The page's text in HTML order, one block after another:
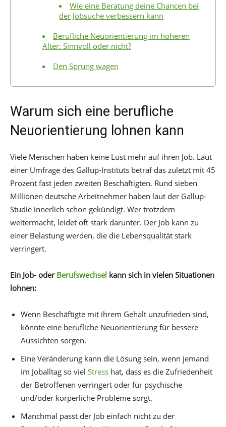
Wie eine Beratung deine Chancen bei
der Jobsuche verbessern kann
Berufliche Neuorientierung im höheren
Alter: Sinnvoll oder nicht?
Den Sprung wagen
Warum sich eine berufliche
Neuorientierung lohnen kann
Viele Menschen haben keine Lust mehr auf ihren Job. Laut
einer Umfrage des Gallup-Instituts betraf das zuletzt mit 45
Prozent fast jeden zweiten Beschäftigten. Rund sieben
Millionen deutsche Arbeitnehmer haben laut der Gallup-
Studie innerlich schon gekündigt. Wer trotzdem
weitermacht, leidet oft stark darunter. Der Job kann zu
einer Belastung werden, die die Lebensqualität stark
verringert.
Ein Job- oder Berufswechsel kann sich in vielen Situationen
lohnen:
Wenn Beschäftigte mit ihrem Gehalt unzufrieden sind,
könnte eine berufliche Neuorientierung für bessere
Aussichten sorgen.
Eine Veränderung kann die Lösung sein, wenn jemand
im Joballtag so viel Stress hat, dass es die Zufriedenheit
der Betroffenen verringert oder für psychische
und/oder körperliche Probleme sorgt.
Manchmal passt der Job einfach nicht zu der